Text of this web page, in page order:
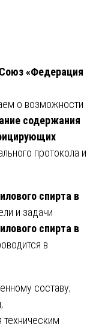
Союз «Федерация
о возможности
содержания
протокола и
спирта в
и задачи
спирта в
в
составу;
техническим